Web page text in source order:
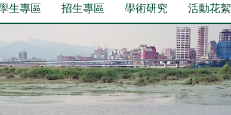
生專區 招生專區 學術研究 活動花絮